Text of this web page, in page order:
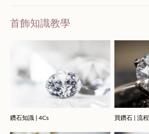
首飾知識教學
鑽石知識 | 4Cs 買鑽石 | 流程